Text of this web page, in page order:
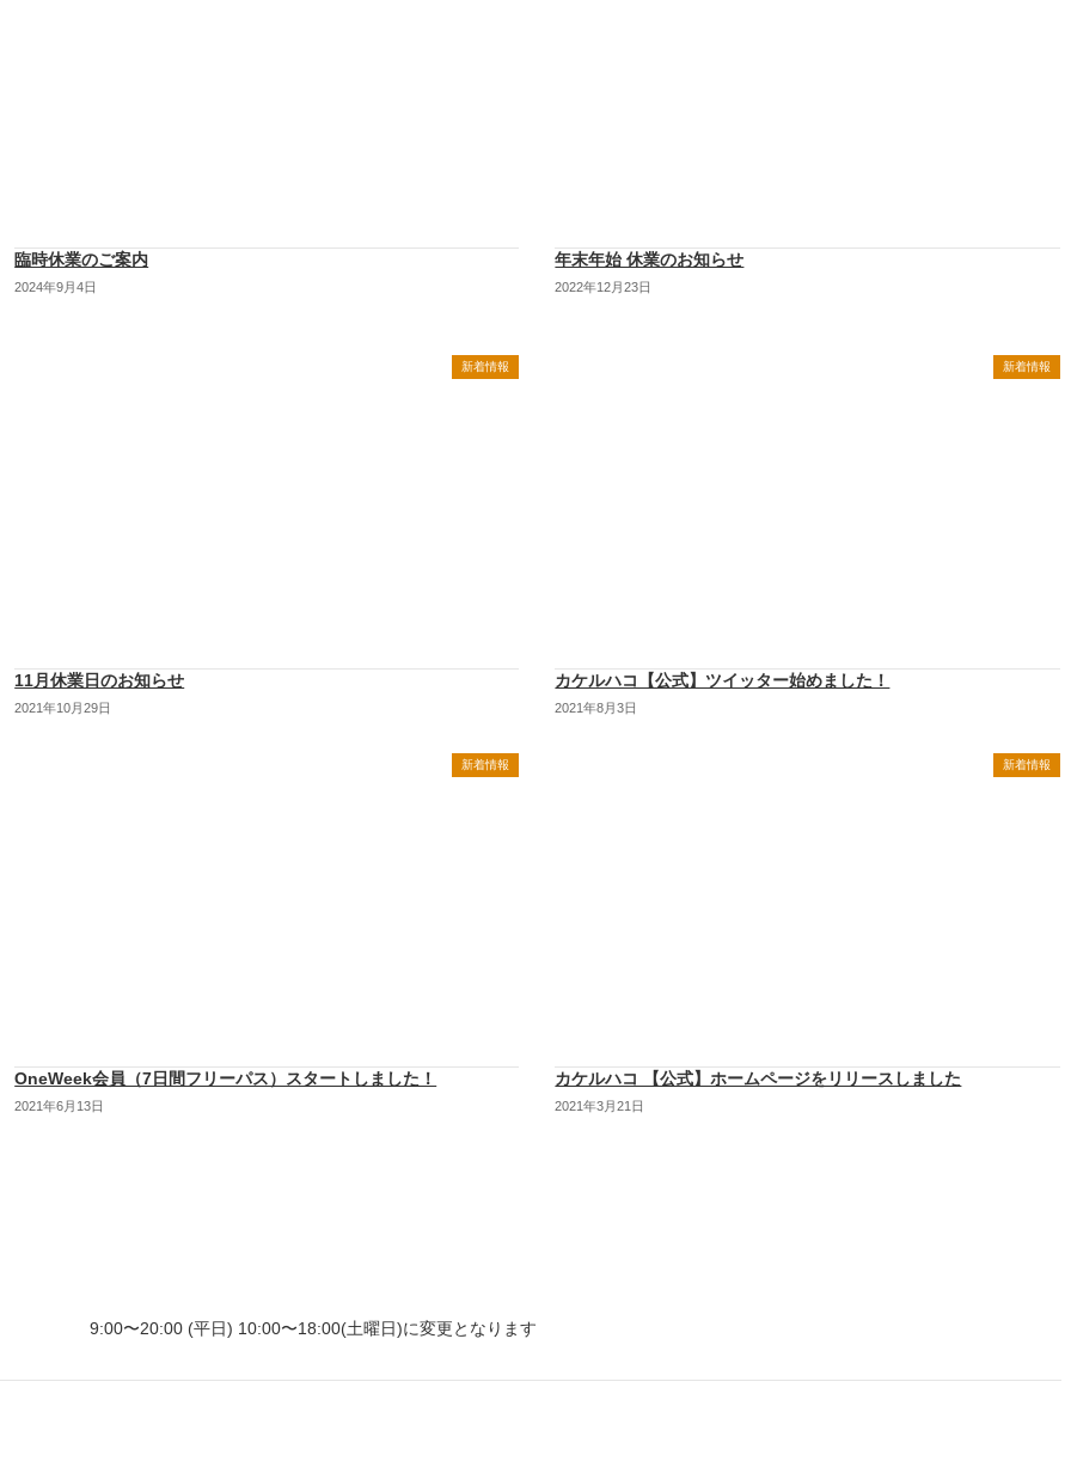
臨時休業のご案内
2024年9月4日
年末年始 休業のお知らせ
2022年12月23日
新着情報
11月休業日のお知らせ
2021年10月29日
新着情報
カケルハコ【公式】ツイッター始めました！
2021年8月3日
新着情報
OneWeek会員（7日間フリーパス）スタートしました！
2021年6月13日
新着情報
カケルハコ 【公式】ホームページをリリースしました
2021年3月21日
20:00 (平日) 10:00〜18:00(土曜日)に変更となります